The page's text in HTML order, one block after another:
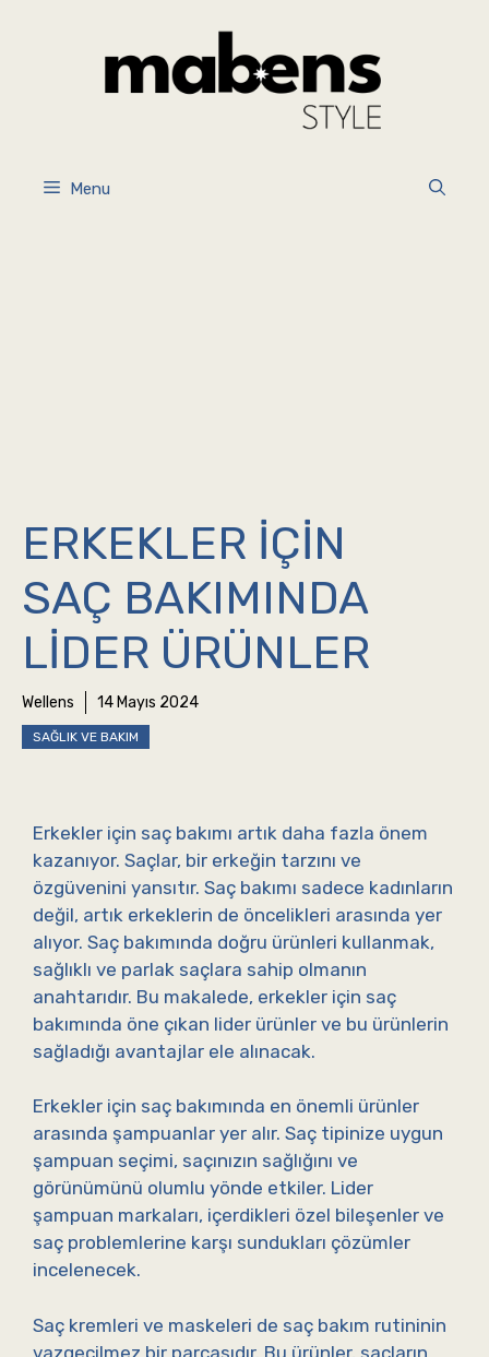
Menu
ERKEKLER İÇIN
SAÇ BAKIMINDA
LIDER ÜRÜNLER
Wellens 14 Mayıs 2024
SAĞLIK VE BAKIM
Erkekler için saç bakımı artık daha fazla önem
kazanıyor. Saçlar, bir erkeğin tarzını ve
özgüvenini yansıtır. Saç bakımı sadece kadınların
değil, artık erkeklerin de öncelikleri arasında yer
alıyor. Saç bakımında doğru ürünleri kullanmak,
sağlıklı ve parlak saçlara sahip olmanın
anahtarıdır. Bu makalede, erkekler için saç
bakımında öne çıkan lider ürünler ve bu ürünlerin
sağladığı avantajlar ele alınacak.
Erkekler için saç bakımında en önemli ürünler
arasında şampuanlar yer alır. Saç tipinize uygun
şampuan seçimi, saçınızın sağlığını ve
görünümünü olumlu yönde etkiler. Lider
şampuan markaları, içerdikleri özel bileşenler ve
saç problemlerine karşı sundukları çözümler
incelenecek.
Saç kremleri ve maskeleri de saç bakım rutininin
vazgeçilmez bir parçasıdır. Bu ürünler, saçların